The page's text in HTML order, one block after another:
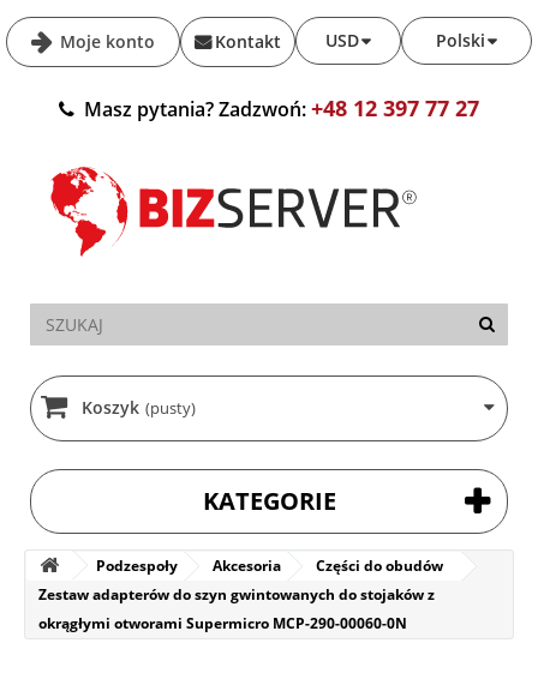
Moje konto Polski
USD
Kontakt
Masz pytania? Zadzwoń:+48 12 397 77 27
Koszyk (pusty)
KATEGORIE
Podzespoły Akcesoria
Części do obudów
Zestaw adapterów do szyn gwintowanych do stojaków z
okrągłymi otworami Supermicro MCP-290-00060-0N